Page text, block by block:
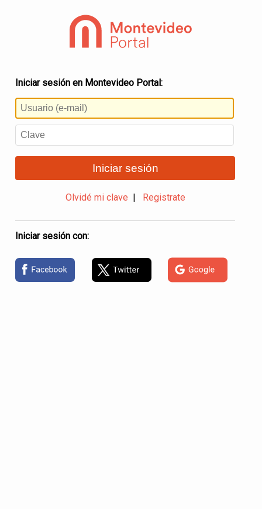
Iniciar sesión en Montevideo Portal:
Iniciar sesión
Olvidé mi clave Registrate
Iniciar sesión con: